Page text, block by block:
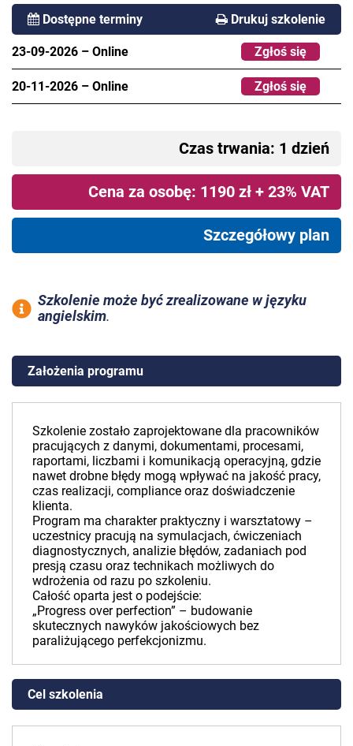
Dostępne terminy Drukuj szkolenie
23-09-2026 – Online Zgłoś się
20-11-2026 – Online Zgłoś się
Czas trwania: 1 dzień
Cena za osobę: 1190 zł + 23% VAT
Szczegółowy plan
Szkolenie może być zrealizowane w języku
angielskim.
Założenia programu
Szkolenie zostało zaprojektowane dla pracowników
pracujących z danymi, dokumentami, procesami,
raportami, liczbami i komunikacją operacyjną, gdzie
nawet drobne błędy mogą wpływać na jakość pracy,
czas realizacji, compliance oraz doświadczenie
klienta.
Program ma charakter praktyczny i warsztatowy –
uczestnicy pracują na symulacjach, ćwiczeniach
diagnostycznych, analizie błędów, zadaniach pod
presją czasu oraz technikach możliwych do
wdrożenia od razu po szkoleniu.
Całość oparta jest o podejście:
„Progress over perfection” – budowanie
skutecznych nawyków jakościowych bez
paraliżującego perfekcjonizmu.
Cel szkolenia